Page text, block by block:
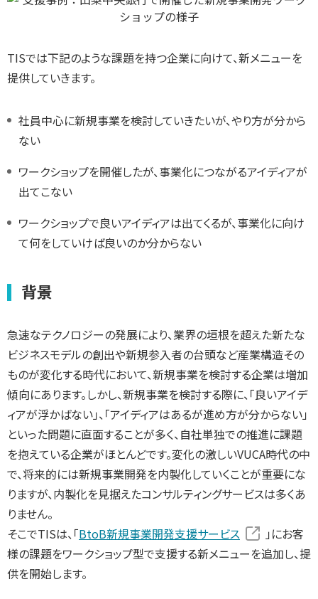
TISでは下記のような課題を持つ企業に向けて、新メニューを
提供していきます。
社員中心に新規事業を検討していきたいが、やり方が分から
ない
ワークショップを開催したが、事業化につながるアイディアが
出てこない
ワークショップで良いアイディアは出てくるが、事業化に向け
て何をしていけば良いのか分からない
背景
急速なテクノロジーの発展により、業界の垣根を超えた新たな
ビジネスモデルの創出や新規参入者の台頭など産業構造その
ものが変化する時代において、新規事業を検討する企業は増加
傾向にあります。しかし、新規事業を検討する際に、「良いアイデ
ィアが浮かばない」、「アイディアはあるが進め方が分からない」
といった問題に直面することが多く、自社単独での推進に課題
を抱えている企業がほとんどです。変化の激しいVUCA時代の中
で、将来的には新規事業開発を内製化していくことが重要にな
りますが、内製化を見据えたコンサルティングサービスは多くあ
りません。
そこでTISは、「BtoB新規事業開発支援サービス
」にお客
様の課題をワークショップ型で支援する新メニューを追加し、提
供を開始します。